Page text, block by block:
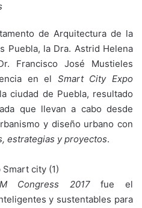
de Arquitectura de la
Puebla, la Dra. Astrid Helena
Francisco José Mustieles
en el Smart City Expo
ciudad de Puebla, resultado
que llevan a cabo desde
y diseño urbano con
estrategias y proyectos.
Congress 2017fue el
y sustentables para